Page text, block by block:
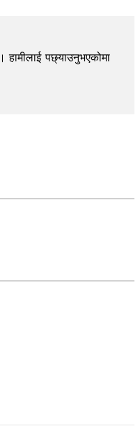
पछ्याउनुभएकोमा